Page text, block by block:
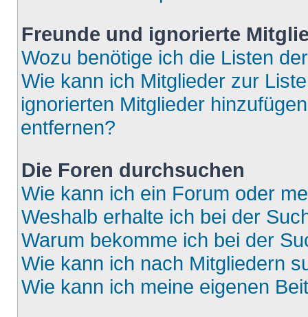
Freunde und ignorierte
Wozu benötige ich die Listen
Wie kann ich Mitglieder zur
ignorierten Mitglieder
entfernen?
Die Foren durchsuchen
Wie kann ich ein Forum oder
Weshalb erhalte ich bei der
Warum bekomme ich bei der
Wie kann ich nach Mitgliedern
Wie kann ich meine eigenen